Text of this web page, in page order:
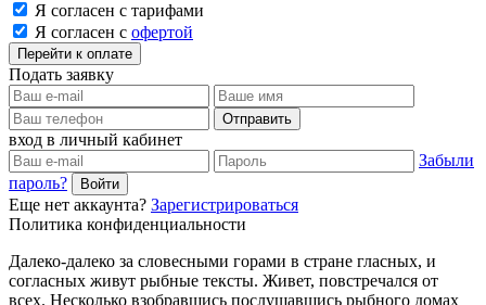
Я согласен с тарифами
Я согласен с офертой
Перейти к оплате
Подать заявку
Отправить
вход в личный кабинет
Забыли
пароль?
Войти
Еще нет аккаунта? Зарегистрироваться
Политика конфиденциальности
Далеко-далеко за словесными горами в стране гласных, и
согласных живут рыбные тексты. Живет, повстречался от
всех. Несколько взобравшись послушавшись рыбного домах